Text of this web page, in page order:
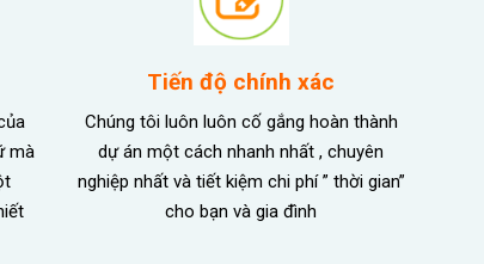
mà
Tiến độ chính xác
Chúng tôi luôn luôn cố gắng hoàn thành
dự án một cách nhanh nhất , chuyên
nghiệp nhất và tiết kiệm chi phí ” thời gian”
cho bạn và gia đình